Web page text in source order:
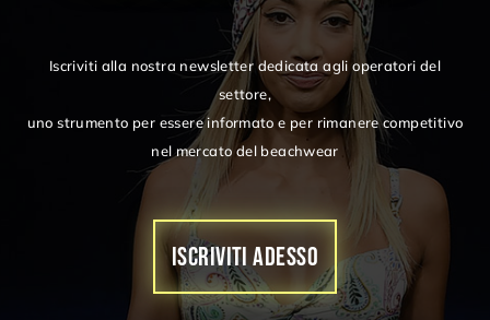
Iscriviti alla nostra newsletter dedicata agli operatori del
settore,
uno strumento per essere informato e per rimanere competitivo
nel mercato del beachwear
ISCRIVITI ADESSO